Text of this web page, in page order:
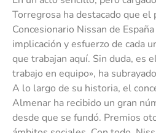
Torregrosa ha destacado que
Concesionario Nissan de
implicación y esfuerzo de cada
que trabajan aquí. Sin duda, es
trabajo en equipo», ha
A lo largo de su historia, el
Almenar ha recibido un gran
desde que se fundó. Premios